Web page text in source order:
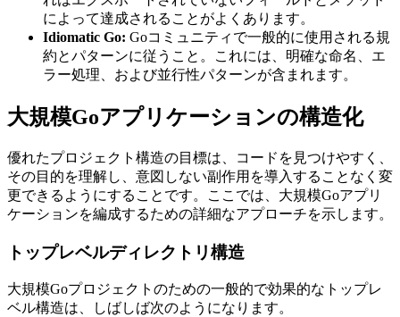
によって達成されることがよくあります。
Idiomatic Go: Goコミュニティで一般的に使用される規
約とパターンに従うこと。これには、明確な命名、エ
ラー処理、および並行性パターンが含まれます。
大規模Goアプリケーションの構造化
優れたプロジェクト構造の目標は、コードを見つけやすく、
その目的を理解し、意図しない副作用を導入することなく変
更できるようにすることです。ここでは、大規模Goアプリ
ケーションを編成するための詳細なアプローチを示します。
トップレベルディレクトリ構造
大規模Goプロジェクトのための一般的で効果的なトップレ
ベル構造は、しばしば次のようになります。